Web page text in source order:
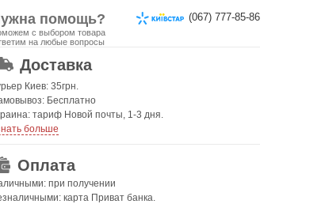
помощь?
с выбором товара
на любые вопросы
(067) 777-85-86
499 ГРН. БЕСПЛАТНАЯ!
Доставка
Киев: 35грн.
Бесплатно
тариф Новой почты, 1-3 дня.
больше
Оплата
при получении
карта Приват банка.